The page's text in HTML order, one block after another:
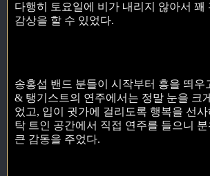
다행히 토요일에 비가 내리지 않아서 꽤
감상을 할 수 있었다.
송홍섭 밴드 분들이 시작부터 흥을 띄우
& 탱기스트의 연주에서는 정말 눈을 크
었고, 입이 귓가에 걸리도록 행복을 선사
탁 트인 공간에서 직접 연주를 들으니
큰 감동을 주었다.